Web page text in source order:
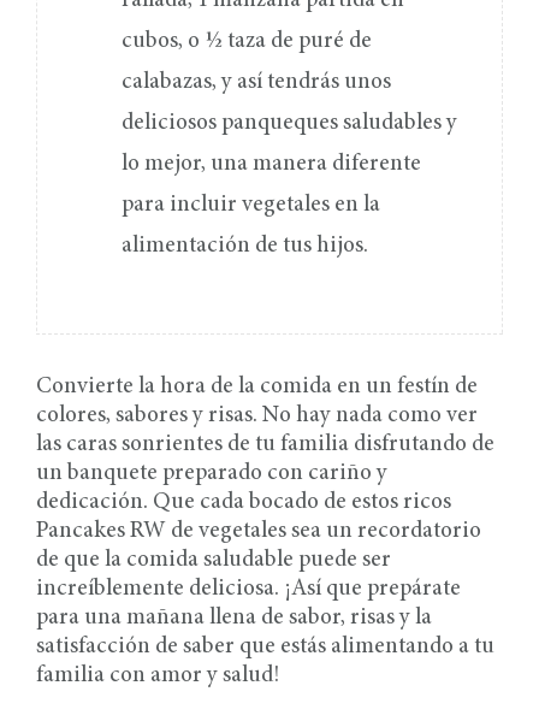
cubos, o ½ taza de puré de
calabazas, y así tendrás unos
deliciosos panqueques saludables y
lo mejor, una manera diferente
para incluir vegetales en la
alimentación de tus hijos.
Convierte la hora de la comida en un festín de
colores, sabores y risas. No hay nada como ver
las caras sonrientes de tu familia disfrutando de
un banquete preparado con cariño y
dedicación. Que cada bocado de estos ricos
Pancakes RW de vegetales sea un recordatorio
de que la comida saludable puede ser
increíblemente deliciosa. ¡Así que prepárate
para una mañana llena de sabor, risas y la
satisfacción de saber que estás alimentando a tu
familia con amor y salud!